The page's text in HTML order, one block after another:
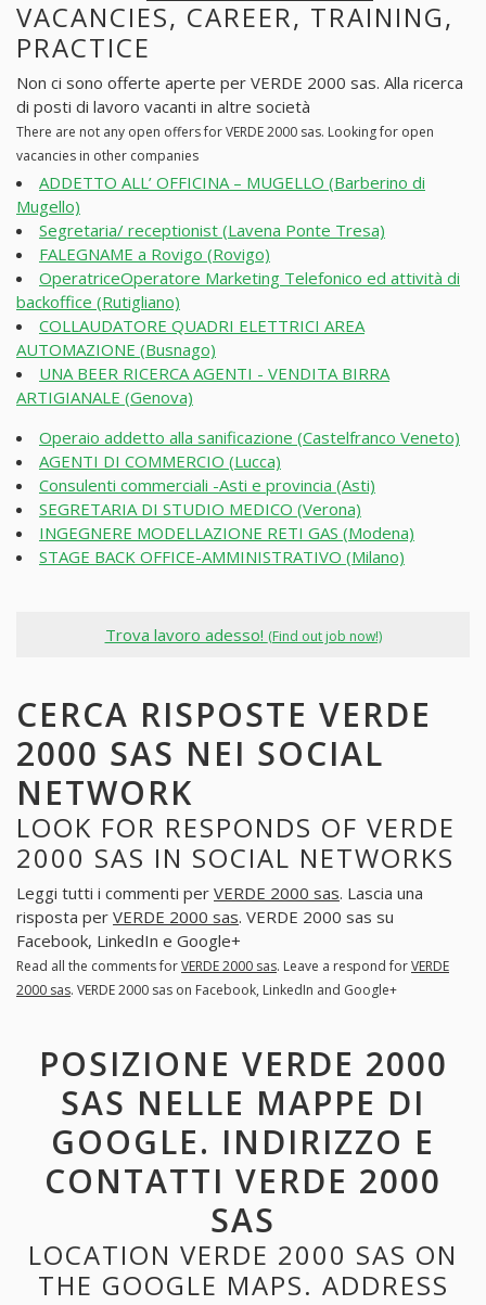
VACANCIES, CAREER, TRAINING,
PRACTICE
Non ci sono offerte aperte per VERDE 2000 sas. Alla ricerca
di posti di lavoro vacanti in altre società
There are not any open offers for VERDE 2000 sas. Looking for open
vacancies in other companies
ADDETTO ALL’ OFFICINA – MUGELLO (Barberino di
Mugello)
Segretaria/ receptionist (Lavena Ponte Tresa)
FALEGNAME a Rovigo (Rovigo)
OperatriceOperatore Marketing Telefonico ed attività di
backoffice (Rutigliano)
COLLAUDATORE QUADRI ELETTRICI AREA
AUTOMAZIONE (Busnago)
UNA BEER RICERCA AGENTI - VENDITA BIRRA
ARTIGIANALE (Genova)
Operaio addetto alla sanificazione (Castelfranco Veneto)
AGENTI DI COMMERCIO (Lucca)
Consulenti commerciali -Asti e provincia (Asti)
SEGRETARIA DI STUDIO MEDICO (Verona)
INGEGNERE MODELLAZIONE RETI GAS (Modena)
STAGE BACK OFFICE-AMMINISTRATIVO (Milano)
Trova lavoro adesso! (Find out job now!)
CERCA RISPOSTE VERDE
2000 SAS NEI SOCIAL
NETWORK
LOOK FOR RESPONDS OF VERDE
2000 SAS IN SOCIAL NETWORKS
Leggi tutti i commenti per VERDE 2000 sas. Lascia una
risposta per VERDE 2000 sas. VERDE 2000 sas su
Facebook, LinkedIn e Google+
Read all the comments forVERDE 2000 sas. Leave a respond forVERDE
2000 sas. VERDE 2000 sas on Facebook, LinkedIn and Google+
POSIZIONE VERDE 2000
SAS NELLE MAPPE DI
GOOGLE. INDIRIZZO E
CONTATTI VERDE 2000
SAS
LOCATION VERDE 2000 SAS ON
THE GOOGLE MAPS. ADDRESS